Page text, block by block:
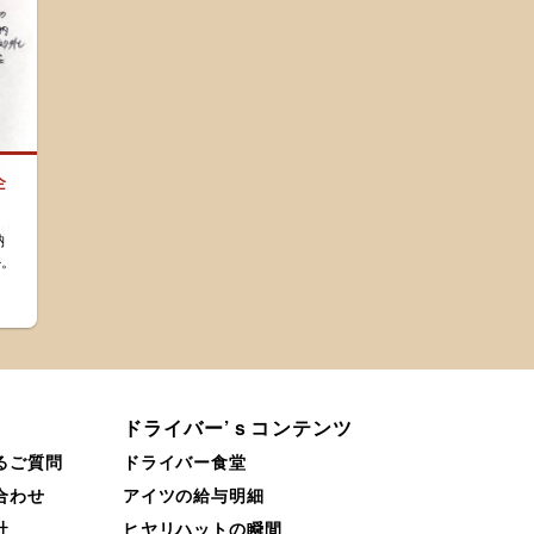
ご質問
わせ
ドライバー’ｓコンテンツ
ドライバー食堂
アイツの給与明細
ヒヤリハットの瞬間